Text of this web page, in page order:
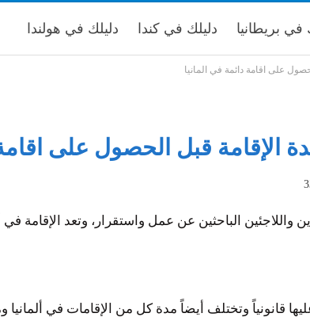
في بريطانيا دليلك في كندا دليلك في هولندا
الباحثين عن عمل واستقرار، وتعد الإقامة في
قانونياً وتختلف أيضاً مدة كل من الإقامات في